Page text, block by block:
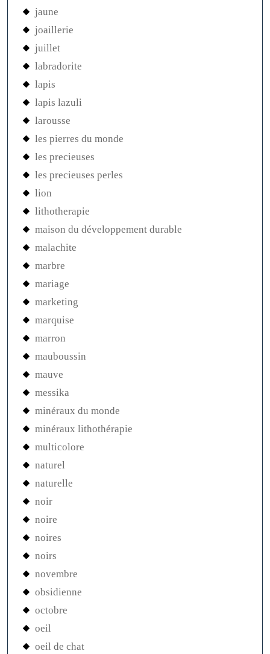
jaune
joaillerie
juillet
labradorite
lapis
lapis lazuli
larousse
les pierres du monde
les precieuses
les precieuses perles
lion
lithotherapie
maison du développement durable
malachite
marbre
mariage
marketing
marquise
marron
mauboussin
mauve
messika
minéraux du monde
minéraux lithothérapie
multicolore
naturel
naturelle
noir
noire
noires
noirs
novembre
obsidienne
octobre
oeil
oeil de chat